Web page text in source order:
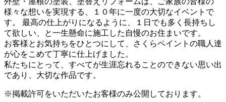
様々な想いを実現する、１０年に一度の大切なイベントで
す。 最高の仕上がりになるように、１日でも多く長持ちし
て欲しい、と一生懸命に施工した自慢のお住まいです。
お客様とお気持ちをひとつにして、さくらペイントの職人達
が心をこめて丁寧に仕上げました。
私たちにとって、すべてが生涯忘れることのできない思い出
であり、大切な作品です。
※掲載許可をいただいたお客様のみ公開しております。